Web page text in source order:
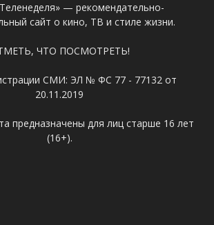
Теленеделя» — рекомендательно-
сайт о кино, ТВ и стиле жизни.
ЧТО ПОСМОТРЕТЬ!
СМИ: ЭЛ № ФС 77 - 77132 от
20.11.2019
предназначены для лиц старше 16 лет
(16+).